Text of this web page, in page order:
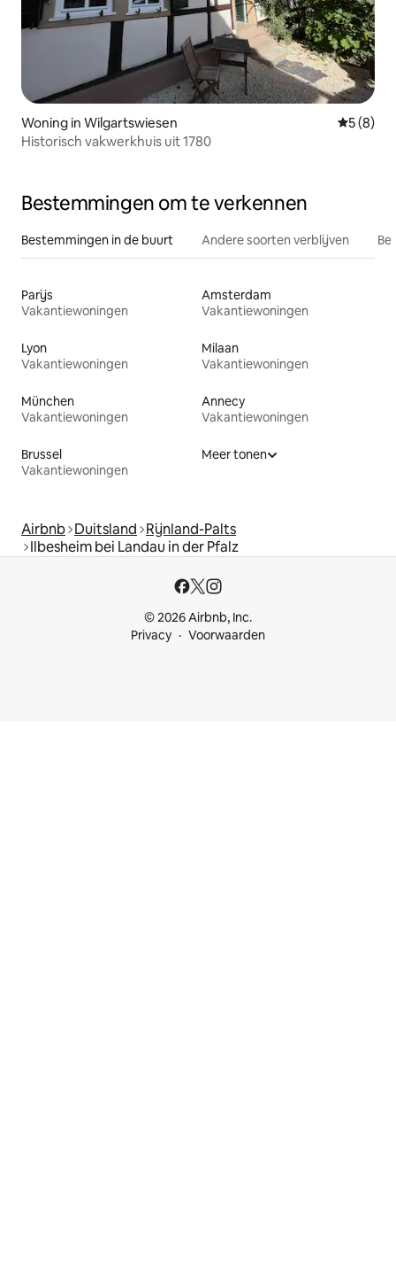
Woning in Wilgartswiesen
5 (8)
Historisch vakwerkhuis uit 1780
Bestemmingen om te verkennen
Bestemmingen in de buurt Andere soorten verblijven
Parijs
Vakantiewoningen
Amsterdam
Vakantiewoningen
Lyon
Vakantiewoningen
Milaan
Vakantiewoningen
München
Vakantiewoningen
Annecy
Vakantiewoningen
Brussel
Vakantiewoningen
Meer tonen
Airbnb Duitsland Rijnland-Palts
Ilbesheim bei Landau in der Pfalz
© 2026 Airbnb, Inc.
Privacy
Voorwaarden